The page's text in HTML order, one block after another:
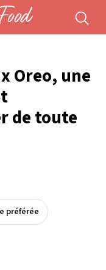
Oreo, une
de toute
préférée